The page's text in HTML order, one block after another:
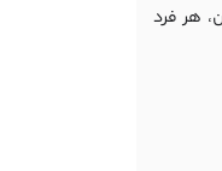
هر فرد